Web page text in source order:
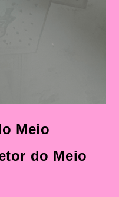
Meio
do Meio